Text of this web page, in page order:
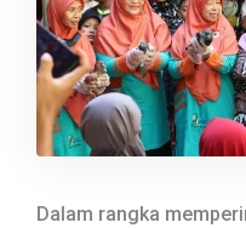
Dalam rangka